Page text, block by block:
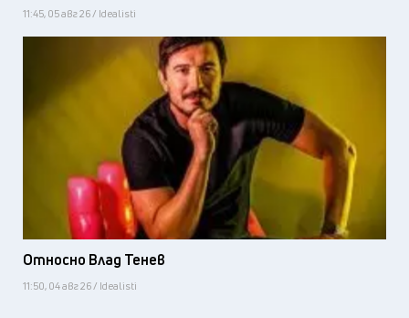
11:45, 05 авг 26 / Idealisti
Относно Влад Тенев
11:50, 04 авг 26 / Idealisti